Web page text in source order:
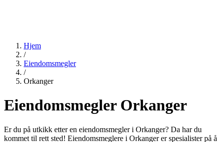
Hjem
/
Eiendomsmegler
/
Orkanger
Eiendomsmegler Orkanger
Er du på utkikk etter en eiendomsmegler i Orkanger? Da har du
kommet til rett sted! Eiendomsmeglere i Orkanger er spesialister på å